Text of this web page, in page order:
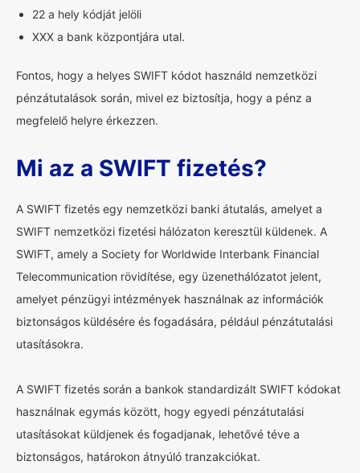
22 a hely kódját jelöli
XXX a bank központjára utal.
Fontos, hogy a helyes SWIFT kódot használd nemzetközi
pénzátutalások során, mivel ez biztosítja, hogy a pénz a
megfelelő helyre érkezzen.
Mi az a SWIFT fizetés?
A SWIFT fizetés egy nemzetközi banki átutalás, amelyet a
SWIFT nemzetközi fizetési hálózaton keresztül küldenek. A
SWIFT, amely a Society for Worldwide Interbank Financial
Telecommunication rövidítése, egy üzenethálózatot jelent,
amelyet pénzügyi intézmények használnak az információk
biztonságos küldésére és fogadására, például pénzátutalási
utasításokra.
A SWIFT fizetés során a bankok standardizált SWIFT kódokat
használnak egymás között, hogy egyedi pénzátutalási
utasításokat küldjenek és fogadjanak, lehetővé téve a
biztonságos, határokon átnyúló tranzakciókat.